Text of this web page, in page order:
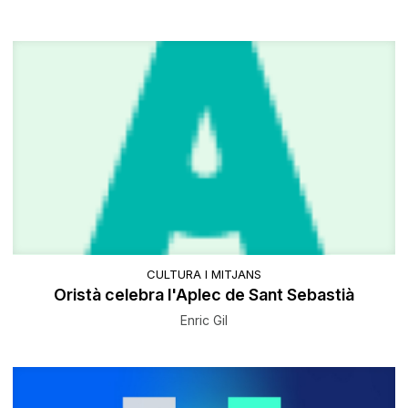
CULTURA I MITJANS
Oristà celebra l'Aplec de Sant Sebastià
Enric Gil